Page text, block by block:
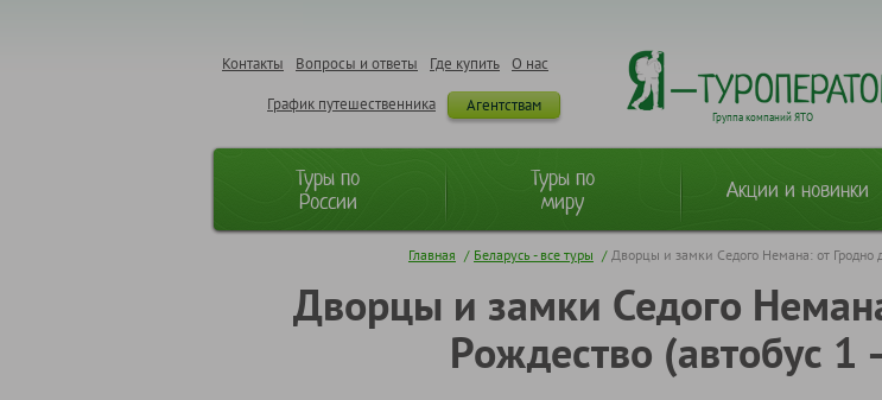
О нас
Где купить
Вопросы и ответы
Контакты
Агентствам
График путешественника
Группа компаний ЯТО
Туры по
России
Туры по
миру
Акции и новинки
Главная / Беларусь - все туры / Дворцы и замки Седого Немана: от Гродно
Дворцы и замки Седого
Рождество (автобус 1